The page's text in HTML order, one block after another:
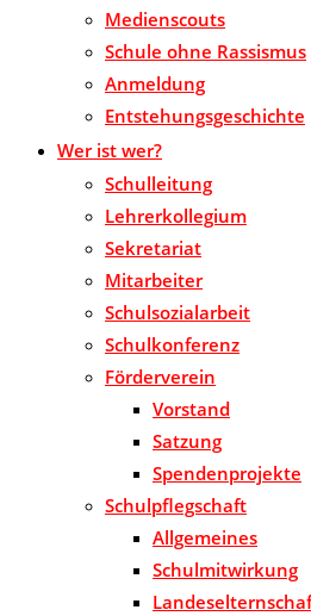
Medienscouts
Schule ohne Rassismus
Anmeldung
Entstehungsgeschichte
Wer ist wer?
Schulleitung
Lehrerkollegium
Sekretariat
Mitarbeiter
Schulsozialarbeit
Schulkonferenz
Förderverein
Vorstand
Satzung
Spendenprojekte
Schulpflegschaft
Allgemeines
Schulmitwirkung